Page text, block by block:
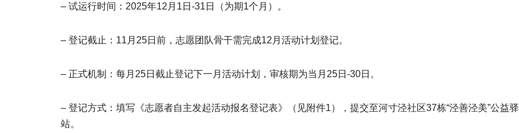
– 试运行时间：2025年12月1日-31日（为期1个月）。
– 登记截止：11月25日前，志愿团队骨干需完成12月活动计划登记。
– 正式机制：每月25日截止登记下一月活动计划，审核期为当月25日-30日。
– 登记方式：填写《志愿者自主发起活动报名登记表》（见附件1），提交至河寸泾社区37栋“泾善泾美”公益驿
站。